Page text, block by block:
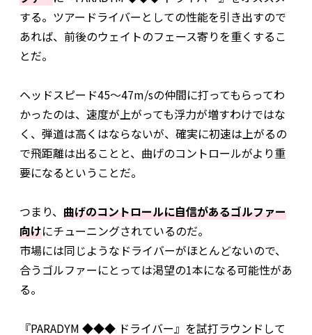
する。ツアードライバーとしての性能を引き出すので
あれば、前後のウェイトのフェース寄りを重くするこ
とだ。
ヘッドスピード45〜47m/sの仲間に打ってもらってわ
かったのは、速度が上がっても浮力が増すわけではな
く、弾道は高くはならないが、確実に初速は上がるの
で飛距離は出ることと、曲げのコントロールがより重
要になるということだ。
つまり、 曲げのコントロールに自信があるゴルファー
向けにチューニングされているのだ。
市場には同じようなドライバーがほとんどないので、
合うゴルファーにとっては渇望の1本になる可能性があ
る。
『PARADYM ◆◆◆ ドライバー』を試打ラウンドして